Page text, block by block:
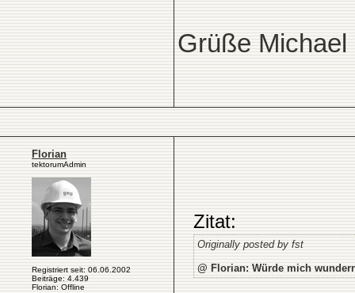
Grüße Michael
Florian
tektorumAdmin
Registriert seit: 06.06.2002
Beiträge: 4.439
Florian: Offline
Zitat:
Originally posted by fst
@ Florian: Würde mich